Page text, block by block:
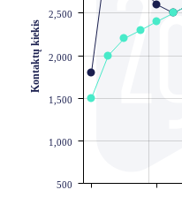
500
1,000
1,500
2,000
2,500
Kontaktų kiekis